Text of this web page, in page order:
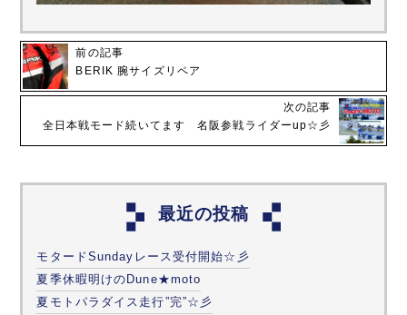
前の記事
BERIK 腕サイズリペア
次の記事
全日本戦モード続いてます 名阪参戦ライダーup☆彡
最近の投稿
モタードSundayレース受付開始☆彡
夏季休暇明けのDune★moto
夏モトパラダイス走行”完”☆彡